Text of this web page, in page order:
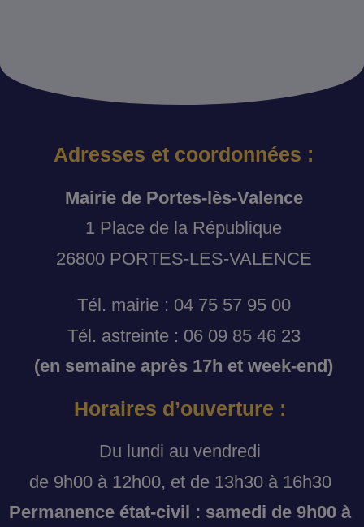
Adresses et coordonnées :
Mairie de Portes-lès-Valence
1 Place de la République
26800 PORTES-LES-VALENCE
Tél. mairie : 04 75 57 95 00
Tél. astreinte : 06 09 85 46 23
(en semaine après 17h et week-end)
Horaires d’ouverture :
Du lundi au vendredi
de 9h00 à 12h00, et de 13h30 à 16h30
Permanence état-civil : samedi de 9h00 à